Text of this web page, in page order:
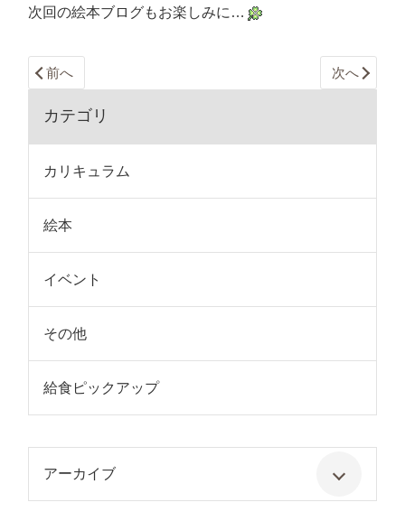
次回の絵本ブログもお楽しみに…
前へ 次へ
カテゴリ
カリキュラム
絵本
イベント
その他
給食ピックアップ
アーカイブ